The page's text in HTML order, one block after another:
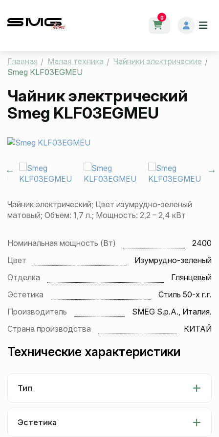
0
Главная Малая техника
Чайники электрические
Smeg KLF03EGMEU
Чайник электрический
Smeg KLF03EGMEU
Чайник электрический; Цвет изумрудно-зеленый
матовый; Объем: 1,7 л.; Мощность: 2,2 – 2,4 кВт
Номинальная мощность (Вт)
2400
Цвет
Изумрудно-зеленый
Отделка
Глянцевый
Эстетика
Стиль 50-х г.г.
Производитель
SMEG S.p.A., Италия.
Страна производства
КИТАЙ
Технические характеристики
Тип
Эстетика